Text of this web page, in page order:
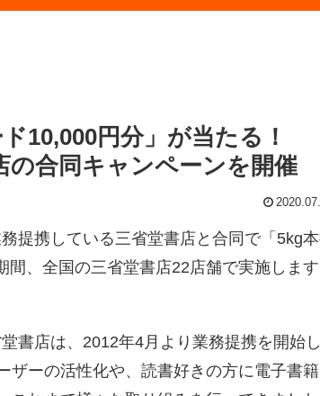
10,000円分」が当たる！
の合同キャンペーンを開催
提携している三省堂書店と合同で「5kg本
、全国の三省堂書店22店舗で実施します
書店は、2012年4月より業務提携を開始
ザーの活性化や、読書好きの方に電子書